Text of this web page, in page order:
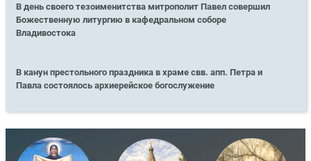
В день своего тезоименитства митрополит Павел совершил
Божественную литургию в кафедральном соборе
Владивостока
В канун престольного праздника в храме свв. апп. Петра и
Павла состоялось архиерейское богослужение